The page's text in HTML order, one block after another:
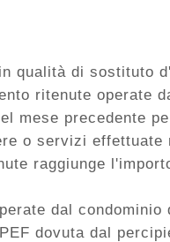
qualità di sostituto
ritenute operate
mese precedente
o servizi effettuate
raggiunge
dal condominio
dovuta dal